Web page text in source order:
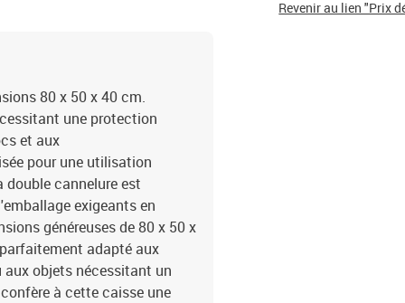
Revenir au lien "Prix
80 x 50 x 40 cm.
une protection
et aux
pour une utilisation
cannelure est
exigeants en
généreuses de 80 x 50 x
adapté aux
objets nécessitant un
à cette caisse une